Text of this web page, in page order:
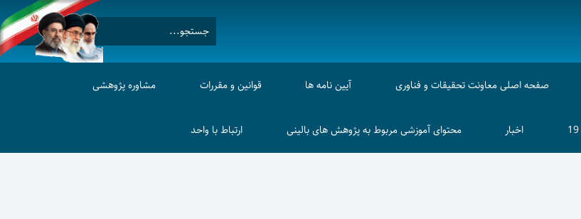
صفحه اصلی معاونت تحقیقات و فناوری آیین نامه ها قوانین و مقررات مشاوره پژوهشی
اخبار محتوای آموزشی مربوط به پژوهش های بالینی ارتباط با واحد